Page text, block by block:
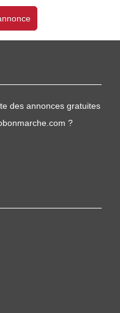
des annonces gratuites
?